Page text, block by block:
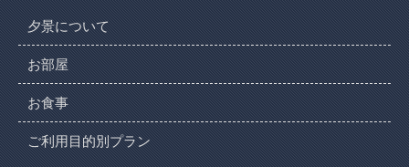
夕景について
お部屋
お食事
ご利用目的別プラン